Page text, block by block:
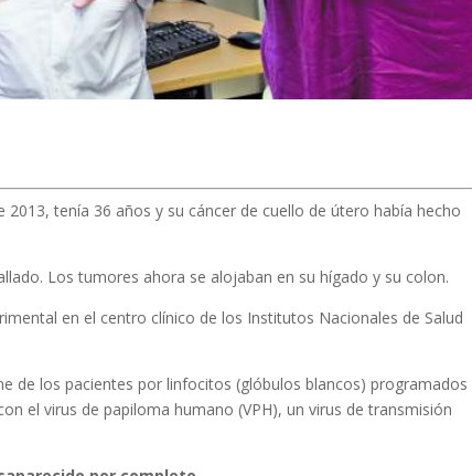
tenía 36 años y su cáncer de cuello de útero había hecho
Los tumores ahora se alojaban en su hígado y su colon.
en el centro clínico de los Institutos Nacionales de Salud
de los pacientes por linfocitos (glóbulos blancos) programados
el virus de papiloma humano (VPH), un virus de transmisión